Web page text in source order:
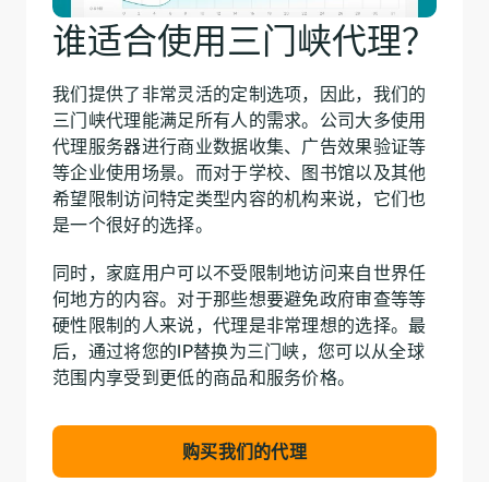
谁适合使用三门峡代理？
我们提供了非常灵活的定制选项，因此，我们的
三门峡代理能满足所有人的需求。公司大多使用
代理服务器进行商业数据收集、广告效果验证等
等企业使用场景。而对于学校、图书馆以及其他
希望限制访问特定类型内容的机构来说，它们也
是一个很好的选择。
同时，家庭用户可以不受限制地访问来自世界任
何地方的内容。对于那些想要避免政府审查等等
硬性限制的人来说，代理是非常理想的选择。最
后，通过将您的IP替换为三门峡，您可以从全球
范围内享受到更低的商品和服务价格。
购买我们的代理